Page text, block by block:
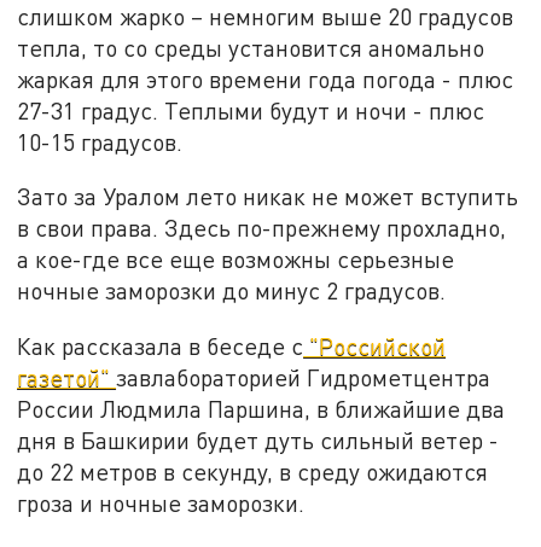
слишком жарко – немногим выше 20 градусов
тепла, то со среды установится аномально
жаркая для этого времени года погода - плюс
27-31 градус. Теплыми будут и ночи - плюс
10-15 градусов.
Зато за Уралом лето никак не может вступить
в свои права. Здесь по-прежнему прохладно,
а кое-где все еще возможны серьезные
ночные заморозки до минус 2 градусов.
Как рассказала в беседе с "Российской
газетой"завлабораторией Гидрометцентра
России Людмила Паршина, в ближайшие два
дня в Башкирии будет дуть сильный ветер -
до 22 метров в секунду, в среду ожидаются
гроза и ночные заморозки.